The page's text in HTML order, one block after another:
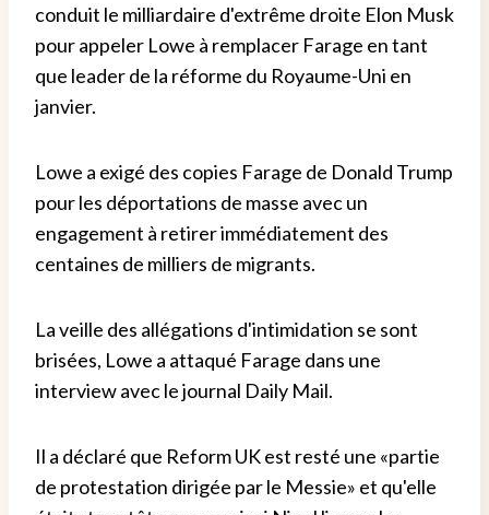
conduit le milliardaire d'extrême droite Elon Musk
pour appeler Lowe à remplacer Farage en tant
que leader de la réforme du Royaume-Uni en
janvier.
Lowe a exigé des copies Farage de Donald Trump
pour les déportations de masse avec un
engagement à retirer immédiatement des
centaines de milliers de migrants.
La veille des allégations d'intimidation se sont
brisées, Lowe a attaqué Farage dans une
interview avec le journal Daily Mail.
Il a déclaré que Reform UK est resté une «partie
de protestation dirigée par le Messie» et qu'elle